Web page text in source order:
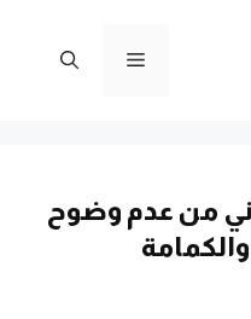
القائمة
من عدم وضوح